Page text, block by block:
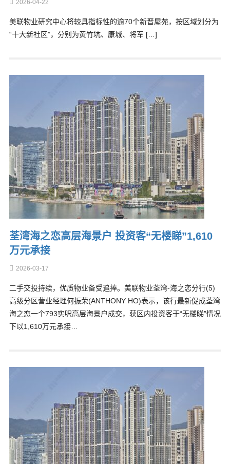
2026-04-22
美联物业研究中心将较具指标性的逾70个新晋屋苑，按区域划分为
“十大新社区”，分别为黄竹坑、康城、将军 […]
荃湾海之恋高层海景户 投资客“无楼睇”1,610
万元承接
2026-03-17
二手交投持续，优质物业备受追捧。美联物业荃湾-海之恋分行(5)
高级分区营业经理何振荣(ANTHONY HO)表示，该行最新促成荃湾
海之恋一个793实呎高层海景户成交，获区内投资客于“无楼睇”情况
下以1,610万元承接…